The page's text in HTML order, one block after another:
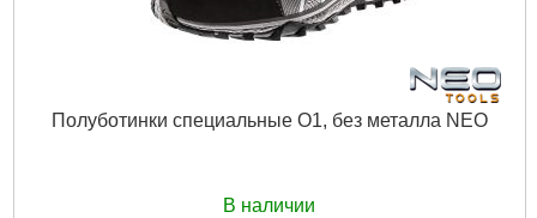
Полуботинки специальные O1, без металла NEO
В наличии